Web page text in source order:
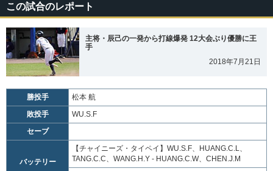
この試合のレポート
主将・辰己の一発から打線爆発 12大会ぶり優勝に王
手
2018年7月21日
勝投手
松本 航
敗投手
WU.S.F
セーブ
バッテリー
【チャイニーズ・タイペイ】 WU.S.F、HUANG.C.L、
TANG.C.C、WANG.H.Y - HUANG.C.W、CHEN.J.M